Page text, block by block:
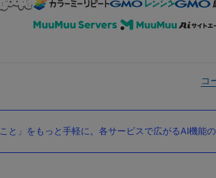
コ
と」をもっと手軽に。各サービスで広がるAI機能